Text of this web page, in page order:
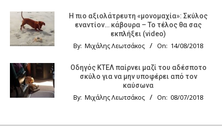
Η πιο αξιολάτρευτη «μονομαχία»: Σκύλος
εναντίον… κάβουρα – Το τέλος θα σας
εκπλήξει (video)
By: Μιχάλης Λεωτσάκος On: 14/08/2018
Οδηγός KTΕΛ παίρνει μαζί του αδέσποτο
σκύλο για να μην υποφέρει από τον
καύσωνα
By: Μιχάλης Λεωτσάκος On: 08/07/2018